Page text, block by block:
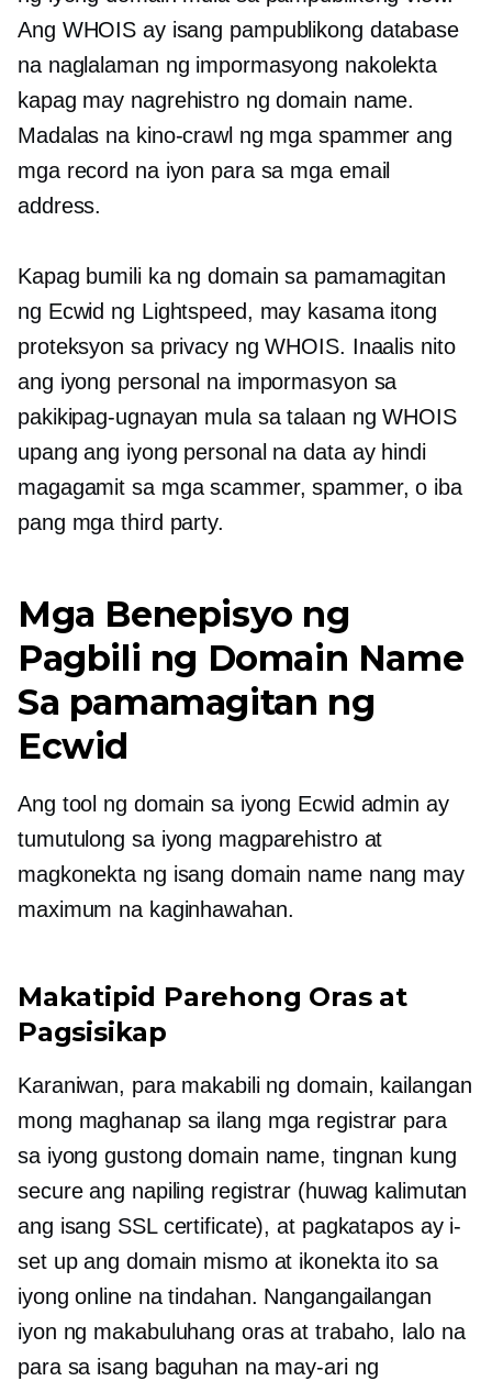
Ang WHOIS ay isang pampublikong database
na naglalaman ng impormasyong nakolekta
kapag may nagrehistro ng domain name.
Madalas na kino-crawl ng mga spammer ang
mga record na iyon para sa mga email
address.
Kapag bumili ka ng domain sa pamamagitan
ng Ecwid ng Lightspeed, may kasama itong
proteksyon sa privacy ng WHOIS. Inaalis nito
ang iyong personal na impormasyon sa
pakikipag-ugnayan mula sa talaan ng WHOIS
upang ang iyong personal na data ay hindi
magagamit sa mga scammer, spammer, o iba
pang mga third party.
Mga Benepisyo ng
Pagbili ng Domain Name
Sa pamamagitan ng
Ecwid
Ang tool ng domain sa iyong Ecwid admin ay
tumutulong sa iyong magparehistro at
magkonekta ng isang domain name nang may
maximum na kaginhawahan.
Makatipid Parehong Oras at
Pagsisikap
Karaniwan, para makabili ng domain, kailangan
mong maghanap sa ilang mga registrar para
sa iyong gustong domain name, tingnan kung
secure ang napiling registrar (huwag kalimutan
ang isang SSL certificate), at pagkatapos ay i-
set up ang domain mismo at ikonekta ito sa
iyong online na tindahan. Nangangailangan
iyon ng makabuluhang oras at trabaho, lalo na
para sa isang baguhan na may-ari ng